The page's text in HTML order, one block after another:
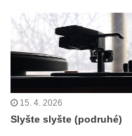
15. 4. 2026
Slyšte slyšte (podruhé)